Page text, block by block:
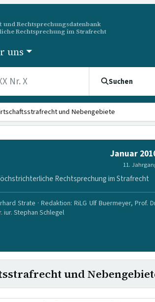
Rechtsprechungsdatenbank
Rechtsprechung im Strafrecht
uns
Suchen
und Nebengebiete
Januar
11.
Rechtsprechung im Strafrecht
Strate · Redaktion: RiLG Ulf Buermeyer, Prof.
iur. Stephan Schlegel
und